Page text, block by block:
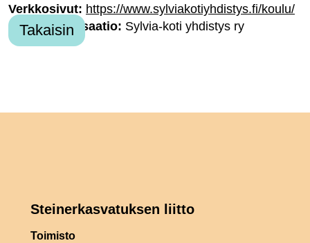
Verkkosivut: https://www.sylviakotiyhdistys.fi/koulu/
Jäsenorganisaatio: Sylvia-koti yhdistys ry
Takaisin
Steinerkasvatuksen liitto
Toimisto